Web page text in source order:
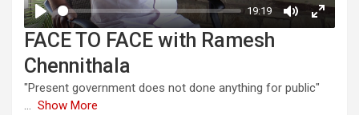
FACE TO FACE with Ramesh
Chennithala
"Present government does not done anything for public"
... Show More